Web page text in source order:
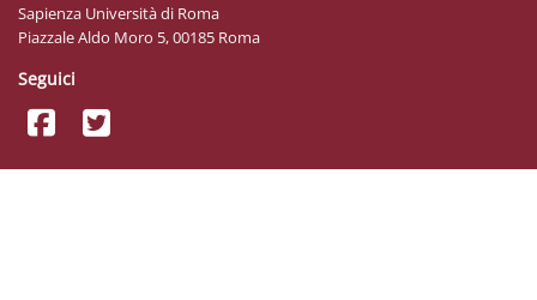
Sapienza Università di Roma
Piazzale Aldo Moro 5, 00185 Roma
Seguici